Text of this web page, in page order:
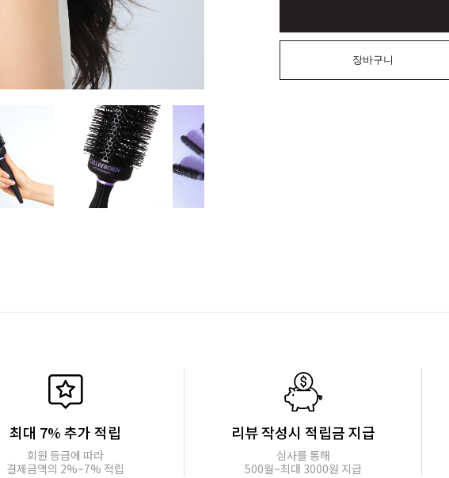
장바구니
최대 7% 추가 적립
회원 등급에 따라
결제금액의 2%~7% 적립
리뷰 작성시 적립금 지급
심사를 통해
500월~최대 3000원 지급